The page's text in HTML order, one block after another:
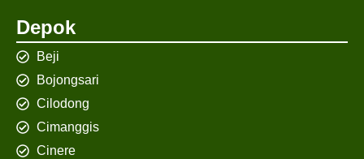
Depok
Beji
Bojongsari
Cilodong
Cimanggis
Cinere